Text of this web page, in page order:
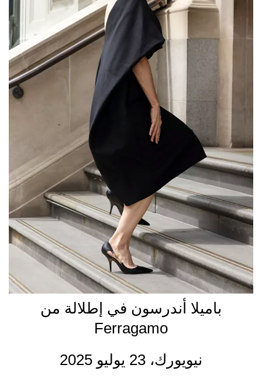
باميلا أندرسون في إطلالة من
Ferragamo
نيويورك، 23 يوليو 2025